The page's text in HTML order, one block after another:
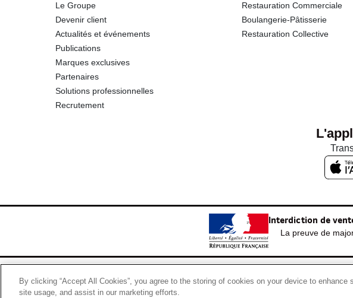
Le Groupe
Devenir client
Actualités et événements
Publications
Marques exclusives
Partenaires
Solutions professionnelles
Recrutement
Restauration Commerciale
Boulangerie-Pâtisserie
Restauration Collective
Interdiction de
La preuve de
By clicking “Accept All Cookies”, you agree to the storing of cookies on your device to enhance
site usage, and assist in our marketing efforts.